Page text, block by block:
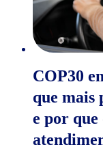
COP30
que mais
e por que